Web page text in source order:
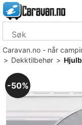
Caravan.no - når
>Dekktilbehør>
50%